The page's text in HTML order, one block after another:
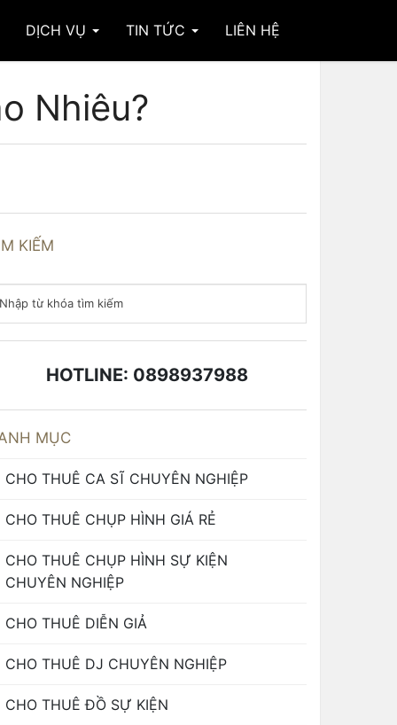
DỊCH VỤ TIN TỨC LIÊN HỆ
Nhiêu?
KIẾM
HOTLINE: 0898937988
MỤC
CHO THUÊ CA SĨ CHUYÊN NGHIỆP
CHO THUÊ CHỤP HÌNH GIÁ RẺ
CHO THUÊ CHỤP HÌNH SỰ KIỆN
CHUYÊN NGHIỆP
CHO THUÊ DIỄN GIẢ
CHO THUÊ DJ CHUYÊN NGHIỆP
CHO THUÊ ĐỒ SỰ KIỆN